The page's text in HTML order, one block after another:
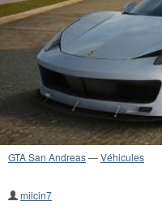
GTA San Andreas—Véhicules
milcin7